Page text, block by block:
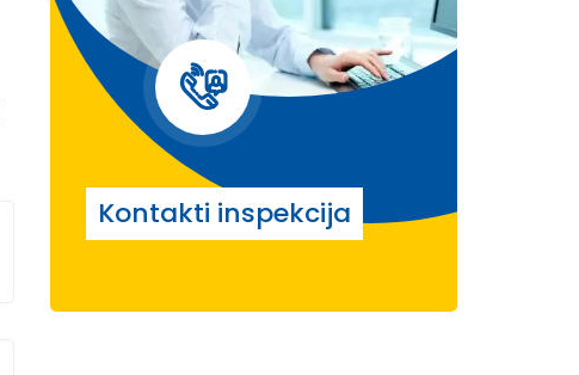
Kontakti inspekcija